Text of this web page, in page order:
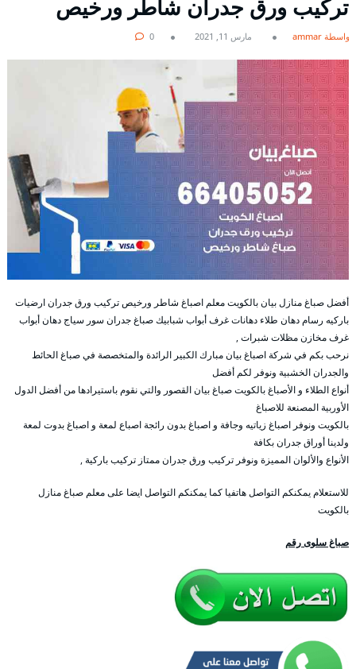
تركيب ورق جدران شاطر ورخيص
بواسطة ammar مارس 11, 2021 0
أفضل صباغ منازل بيان بالكويت معلم اصباغ شاطر ورخيص تركيب ورق جدران ارضيات
باركيه رسام دهان طلاء دهانات غرف أبواب شبابيك صباغ جدران سور سياج دهان أبواب
غرف مخازن مظلات شبرات ,
نرحب بكم في شركة اصباغ بيان مبارك الكبير الرائدة والمتخصصة في صباغ الحائط
والجدران الخشبية ونوفر لكم أفضل
أنواع الطلاء و الأصباغ بالكويت صباغ بيان القصور والتي نقوم باستيرادها من أفضل الدول
الأوربية المصنعة للاصباغ
بالكويت ونوفر اصباغ زياتيه وجافة و اصباغ بدون رائجة اصباع لمعة و اصباغ بدوت لمعة
ولدينا أوراق جدران بكافة
الأنواع والألوان المميزة ونوفر تركيب ورق جدران ممتاز تركيب باركية ,
للاستعلام يمكنكم التواصل هاتفيا كما يمكنكم التواصل ايضا على معلم صباغ منازل
بالكويت
صباغ سلوى رقم